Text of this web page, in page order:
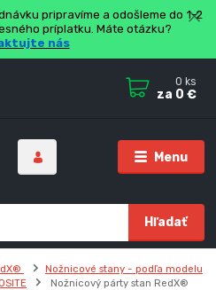
pripravíme a odošleme do 1-2
príplatku. Máte otázku?
nás
Menu
Hľadať
0 ks
za 0 €
Nožnicové stany - podľa modelu
Nožnicový párty stan RedX®